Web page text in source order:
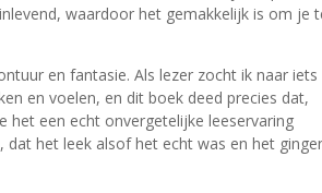
waardoor het gemakkelijk is om je
en fantasie. Als lezer zocht ik naar iets
en voelen, en dit boek deed precies dat,
het een echt onvergetelijke leeservaring
het leek alsof het echt was en het